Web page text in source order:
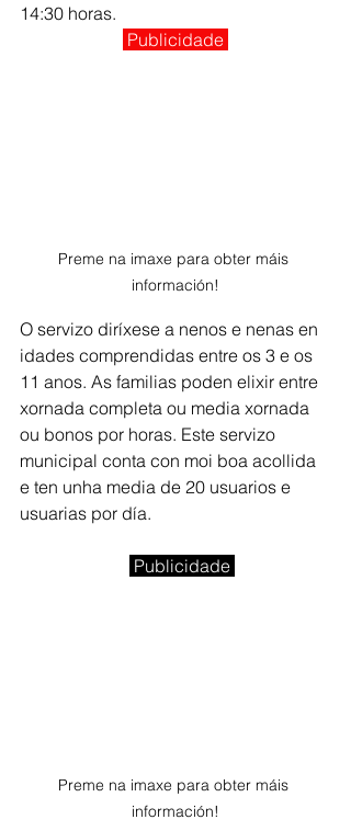
14:30 horas.
Publicidade
Preme na imaxe para obter máis
información!
O servizo diríxese a nenos e nenas en
idades comprendidas entre os 3 e os
11 anos. As familias poden elixir entre
xornada completa ou media xornada
ou bonos por horas. Este servizo
municipal conta con moi boa acollida
e ten unha media de 20 usuarios e
usuarias por día.
Publicidade
Preme na imaxe para obter máis
información!